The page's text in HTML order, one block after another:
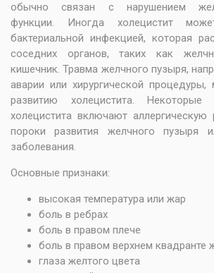
обычно связан с нарушением
функции. Иногда холецистит
бактериальной инфекцией, которая
соседних органов, таких как
кишечник. Травма желчного пузыря,
аварии или хирургической
развитию холецистита. Некоторые
холецистита включают аллергическую
пороки развития желчного пузыря
заболевания.
Основные признаки:
высокая температура или жар
боль в ребрах
боль в правом плече
боль в правом верхнем квадранте
глаза желтого цвета